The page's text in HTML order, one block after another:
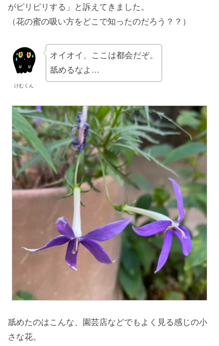
がピリピリする」と訴えてきました。
（花の蜜の吸い方をどこで知ったのだろう？？）
けむくん
オイオイ、ここは都会だぞ。
舐めるなよ…
舐めたのはこんな、園芸店などでもよく見る感じの小
さな花。